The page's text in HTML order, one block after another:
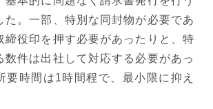
た。一部、特別な同封物が必要であ
締役印を押す必要があったりと、特
数件は出社して対応する必要があっ
要時間は1時間程で、最小限に抑え